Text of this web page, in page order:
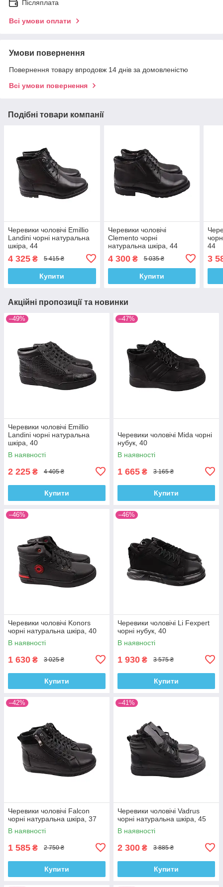
Післяплата
Всі умови оплати
Умови повернення
Повернення товару впродовж 14 днів за домовленістю
Всі умови повернення
Подібні товари компанії
Черевики чоловічі Emillio
Landini чорні натуральна
шкіра, 44
4 325 ₴ 5 415 ₴
Купити
Черевики чоловічі
Clemento чорні
натуральна шкіра, 44
4 300₴ 5 035 ₴
Купити
44
3
Акційні пропозиції та новинки
–49%
Черевики чоловічі Emillio
Landini чорні натуральна
шкіра, 40
В наявності
2 225 ₴ 4 405 ₴
Купити
–47%
Черевики чоловічі Mida чорні
нубук, 40
В наявності
1 665 ₴ 3 165 ₴
Купити
–46%
Черевики чоловічі Konors
чорні натуральна шкіра, 40
В наявності
1 630 ₴ 3 025 ₴
Купити
–46%
Черевики чоловічі Li Fexpert
чорні нубук, 40
В наявності
1 930 ₴ 3 575 ₴
Купити
–42%
Черевики чоловічі Falcon
чорні натуральна шкіра, 37
В наявності
1 585 ₴ 2 750 ₴
Купити
–41%
Черевики чоловічі Vadrus
чорні натуральна шкіра, 45
В наявності
2 300 ₴ 3 885 ₴
Купити